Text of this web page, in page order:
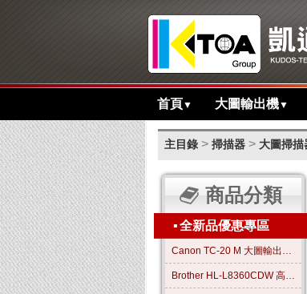
首頁▼ 大圖輸出機▼
主目錄 > 掃描器 > 大圖掃描
商品分類
▪全新品優惠專區
Canon TC-20 M 大圖輸出繪圖機
Brother HL-L8360CDW 高效彩色雷射印表機